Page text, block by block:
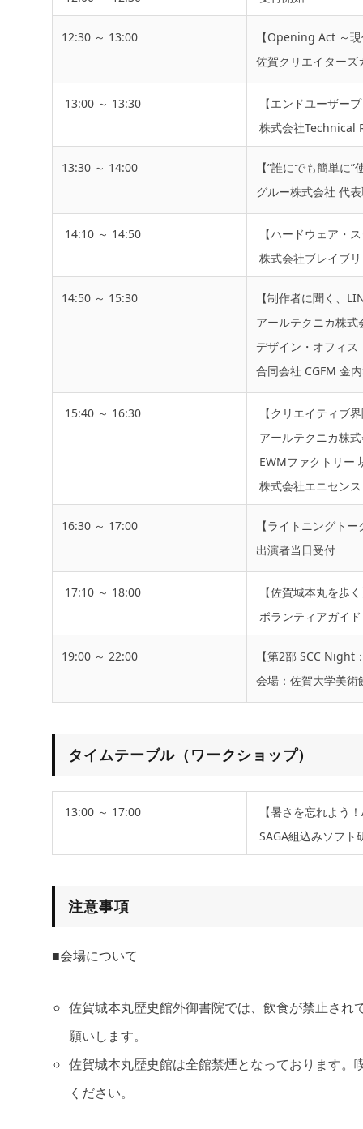
12:30 ～ 13:00
【Opening Act ～
佐賀クリエイター
13:00 ～ 13:30
【エンドユーザー
株式会社Technical
13:30 ～ 14:00
【”誰にでも簡単に
グルー株式会社 代
14:10 ～ 14:50
【ハードウェア・
株式会社ブレイブ
14:50 ～ 15:30
【制作者に聞く、
アールテクニカ株
デザイン・オフィ
合同会社 CGFM 金
15:40 ～ 16:30
【クリエイティブ
アールテクニカ株
EWMファクトリー
株式会社エニセン
16:30 ～ 17:00
【ライトニングト
出演者当日受付
17:10 ～ 18:00
【佐賀城本丸を歩
ボランティアガイ
19:00 ～ 22:00
【第2部 SCC
会場：佐賀大学美
タイムテーブル（ワークショップ）
13:00 ～ 17:00
【暑さを忘れよう
SAGA組込みソフト
注意事項
■会場について
佐賀城本丸歴史館外御書院では、飲食が禁止さ
願いします。
佐賀城本丸歴史館は全館禁煙となっております
ください。